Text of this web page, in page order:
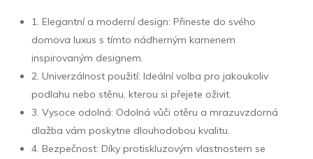
1. Elegantní a moderní design: Přineste do svého
domova luxus s tímto nádherným kamenem
inspirovaným designem.
2. Univerzálnost použití: Ideální volba pro jakoukoliv
podlahu nebo stěnu, kterou si přejete oživit.
3. Vysoce odolná: Odolná vůči otěru a mrazuvzdorná
dlažba vám poskytne dlouhodobou kvalitu.
4. Bezpečnost: Díky protiskluzovým vlastnostem se